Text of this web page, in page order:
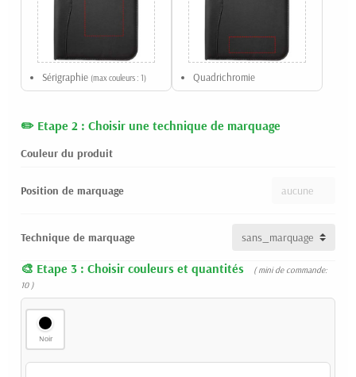
Sérigraphie (max couleurs : 1) Quadrichromie
Etape 2 : Choisir une technique de marquage
Couleur du produit
Position de marquage
Technique de marquage
Etape 3 : Choisir couleurs et quantités
( mini de commande:
10 )
Noir